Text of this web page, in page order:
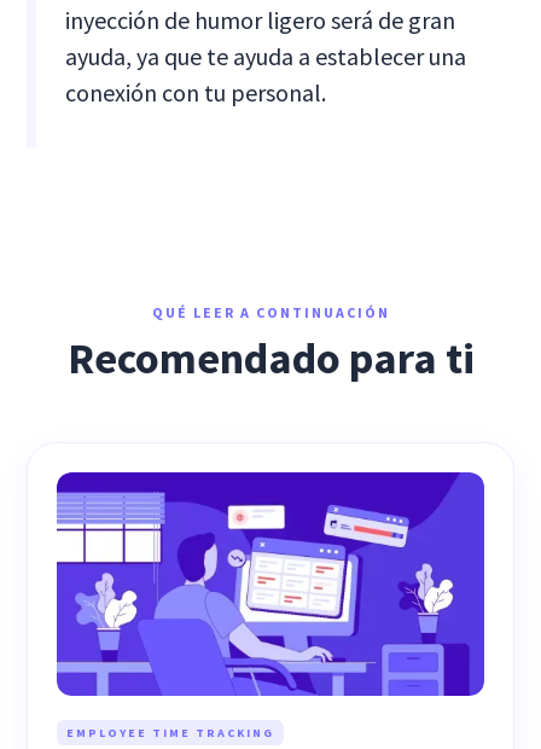
inyección de humor ligero será de gran
ayuda, ya que te ayuda a establecer una
conexión con tu personal.
QUÉ LEER A CONTINUACIÓN
Recomendado para ti
EMPLOYEE TIME TRACKING